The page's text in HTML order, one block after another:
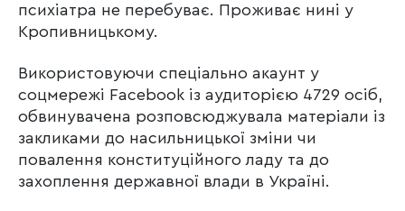
психіатра не перебуває. Проживає нині у
Кропивницькому.
Використовуючи спеціально акаунт у
соцмережі Facebook із аудиторією 4729 осіб,
обвинувачена розповсюджувала матеріали із
закликами до насильницької зміни чи
повалення конституційного ладу та до
захоплення державної влади в Україні.